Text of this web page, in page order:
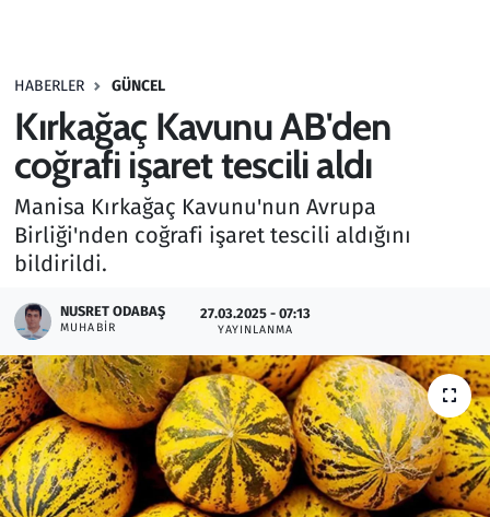
HABERLER GÜNCEL
Kırkağaç Kavunu AB'den
coğrafi işaret tescili aldı
Manisa Kırkağaç Kavunu'nun Avrupa
Birliği'nden coğrafi işaret tescili aldığını
bildirildi.
NUSRET ODABAŞ
MUHABIR
27.03.2025 - 07:13
YAYINLANMA
Haber
Kültür Sanat
Kurumsal Haberler
Lezzet Durağı
Memur ve Kamu
Otomobil
Oyun
Ramazan